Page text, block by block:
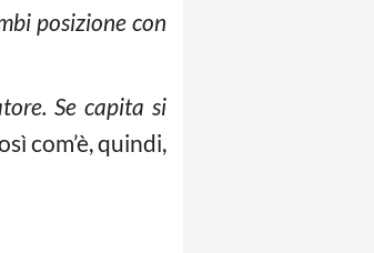
posizione con
Se capita si
com’è, quindi,